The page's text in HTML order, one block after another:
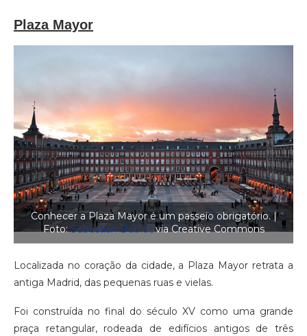
Plaza Mayor
Conhecer a Plaza Mayor é um passeio obrigatório. |
Foto:Sebastian Dubiel,via Creative Commons
Localizada no coração da cidade, a Plaza Mayor retrata a
antiga Madrid, das pequenas ruas e vielas.
Foi construída no final do século XV como uma grande
praça retangular, rodeada de edifícios antigos de três